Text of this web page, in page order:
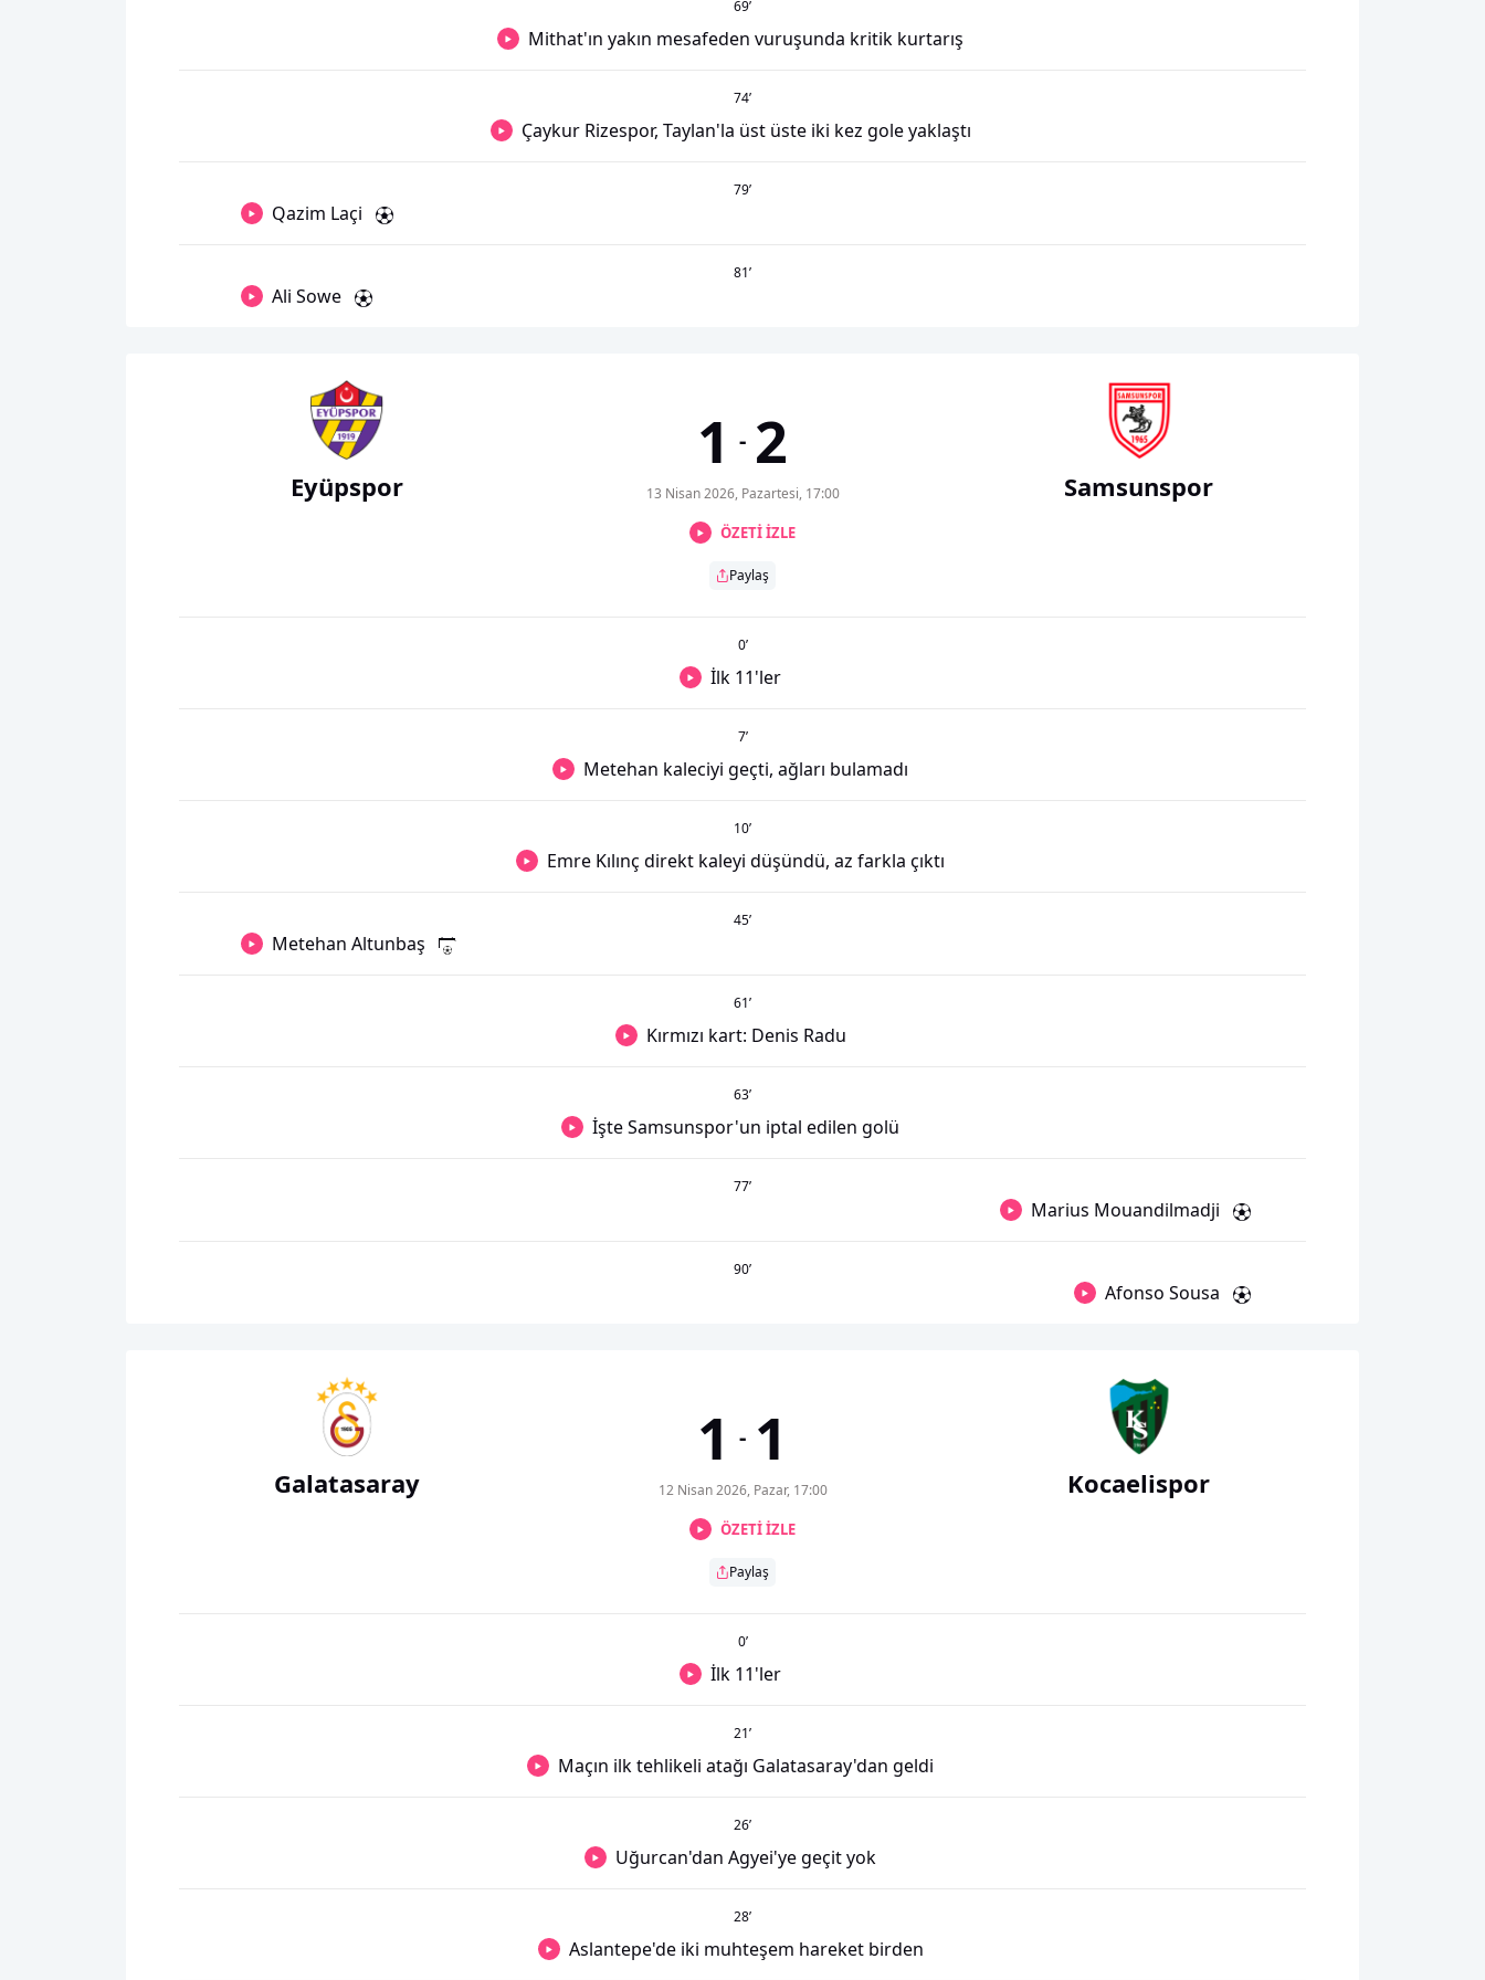
69’
Mithat'ın yakın mesafeden vuruşunda kritik kurtarış
74’
Çaykur Rizespor, Taylan'la üst üste iki kez gole yaklaştı
79’
Qazim Laçi
81’
Ali Sowe
Eyüpspor
1 - 2
13 Nisan 2026, Pazartesi, 17:00
ÖZETİ İZLE
Paylaş
Samsunspor
0’
İlk 11'ler
7’
Metehan kaleciyi geçti, ağları bulamadı
10’
Emre Kılınç direkt kaleyi düşündü, az farkla çıktı
45’
Metehan Altunbaş
61’
Kırmızı kart: Denis Radu
63’
İşte Samsunspor'un iptal edilen golü
77’
Marius Mouandilmadji
90’
Afonso Sousa
Galatasaray
1 - 1
12 Nisan 2026, Pazar, 17:00
ÖZETİ İZLE
Paylaş
Kocaelispor
0’
İlk 11'ler
21’
Maçın ilk tehlikeli atağı Galatasaray'dan geldi
26’
Uğurcan'dan Agyei'ye geçit yok
28’
Aslantepe'de iki muhteşem hareket birden